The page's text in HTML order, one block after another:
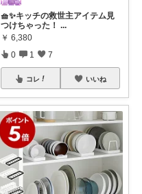
🧺✨キッチの救世主アイテム見
つけちゃった！ ...
￥ 6,380
0 1 7
コレ いいね